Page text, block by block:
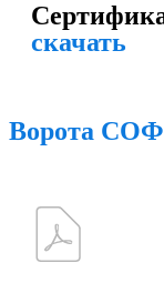
скачать
Ворота